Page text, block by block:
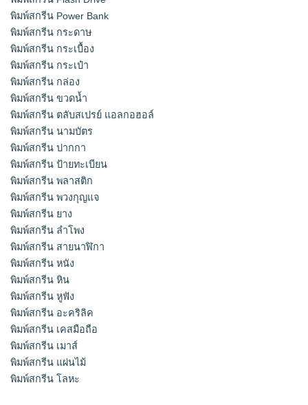
พิมพ์สกรีน Power Bank
พิมพ์สกรีน กระดาษ
พิมพ์สกรีน กระเบื้อง
พิมพ์สกรีน กระเป๋า
พิมพ์สกรีน กล่อง
พิมพ์สกรีน ขวดน้ำ
พิมพ์สกรีน ตลับสเปรย์ แอลกอฮอล์
พิมพ์สกรีน นามบัตร
พิมพ์สกรีน ปากกา
พิมพ์สกรีน ป้ายทะเบียน
พิมพ์สกรีน พลาสติก
พิมพ์สกรีน พวงกุญแจ
พิมพ์สกรีน ยาง
พิมพ์สกรีน ลำโพง
พิมพ์สกรีน สายนาฬิกา
พิมพ์สกรีน หนัง
พิมพ์สกรีน หิน
พิมพ์สกรีน หูฟัง
พิมพ์สกรีน อะคริลิค
พิมพ์สกรีน เคสมือถือ
พิมพ์สกรีน เมาส์
พิมพ์สกรีน แผ่นไม้
พิมพ์สกรีน โลหะ